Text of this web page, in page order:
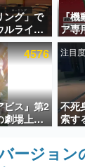
一覧
り記事
数が数千以上！ ペ
の人々に読まれた、
めました。
の企画書
ムクリエイターの
ング」で
ルライク
んはソウ
返事に失
『機
ア専
散水
本体
ー
ム、
4576
ビス』第2
劇場上映
茉莉也さ
も実施
注目度
不死
索す
ルゲ
料
月
ージョン